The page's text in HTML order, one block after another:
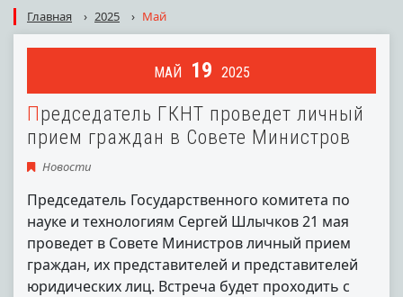
Главная › 2025 › Май
МАЙ 19 2025
Председатель ГКНТ проведет личный
прием граждан в Совете Министров
Новости
Председатель Государственного комитета по
науке и технологиям Сергей Шлычков 21 мая
проведет в Совете Министров личный прием
граждан, их представителей и представителей
юридических лиц. Встреча будет проходить с